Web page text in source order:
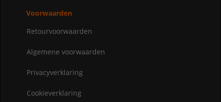
Voorwaarden
Retourvoorwaarden
Algemene voorwaarden
Privacyverklaring
Cookieverklaring